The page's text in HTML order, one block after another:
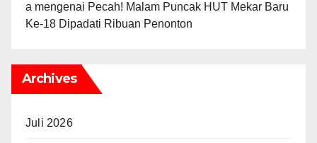
а mengenai Pecah! Malam Puncak HUT Mekar Baru
Ke-18 Dipadati Ribuan Penonton
Archives
Juli 2026